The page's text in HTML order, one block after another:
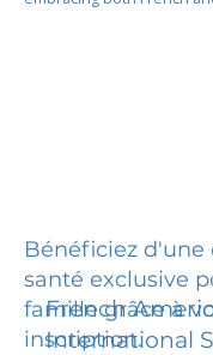
Bénéficiez d'une
santé exclusive
famille grâce à
inscription.
French
International